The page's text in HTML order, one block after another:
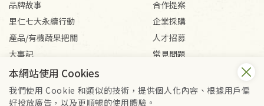
品牌故事
里仁七大永續行動
產品/有機蔬果把關
大事記
媒體報導
合作提案
企業採購
人才招募
常見問題
本網站使用 Cookies
我們使用 Cookie 和類似的技術，提供個人化內容、根據用戶偏
好投放廣告，以及更順暢的使用體驗。